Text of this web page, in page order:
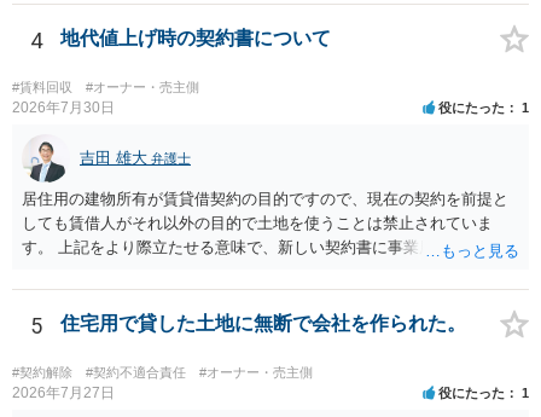
上、自分のペットの遺骨を埋める行為自体は墓地埋葬法違反や不法投
棄には該当しないため、犯罪になるわけではありません。しかし、建
ります。そのため、地主に無断でお骨を埋める行為は、他人の所有権
を侵害する行為や、借地人としての善管注意義務違反とみなされる可
事前に地主へ相談して許可を得るか、土地に直接埋めずに大きめの鉢
植え等で供養する「プランター葬」や、ペット霊園等への納骨を検討
されるのが確実かと思います。
4 地代値上げ時の契約書について
#賃料回収 #オーナー・売主側
2026年7月30日 役にたった 1
吉田 雄大 弁護士
居住用の建物所有が賃貸借契約の目的ですので、現在の契約を前提と
しても賃借人がそれ以外の目的で土地を使うことは禁止されていま
す。 上記をより際立たせる意味で、新しい契約書に事業用として用い
交渉である以上賃借人が拒んだ場合には入りませんが、提案するのは
良い方法と思います。
5 住宅用で貸した土地に無断で会社を作られた。
#契約解除 #契約不適合責任 #オーナー・売主側
2026年7月27日 役にたった 1